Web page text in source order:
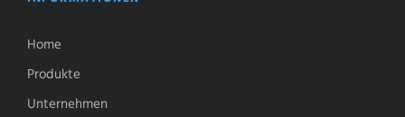
Home
Produkte
Unternehmen